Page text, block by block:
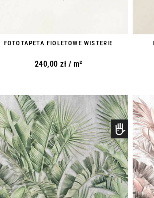
FOTOTAPETA FIOLETOWE WISTERIE
240,00zł / m²